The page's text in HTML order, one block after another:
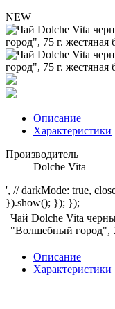
NEW
Описание
Характеристики
Производитель
Dolche Vita
', // darkMode: true,
}).show(); }); });
Чай Dolche Vita
"Волшебный город",
Описание
Характеристики